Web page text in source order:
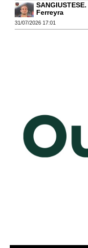
Ferreyra
31/07/2026 17:01